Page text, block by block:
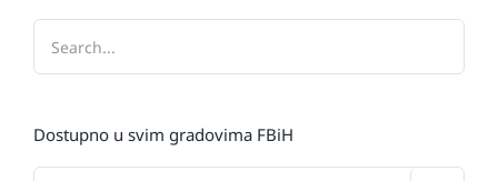
Dostupno u svim gradovima FBiH